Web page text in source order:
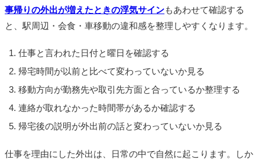
事帰りの外出が増えたときの浮気サインもあわせて確認する
と、駅周辺・会食・車移動の違和感を整理しやすくなります。
仕事と言われた日付と曜日を確認する
帰宅時間が以前と比べて変わっていないか見る
移動方向が勤務先や取引先方面と合っているか整理する
連絡が取れなかった時間帯があるか確認する
帰宅後の説明が外出前の話と変わっていないか見る
仕事を理由にした外出は、日常の中で自然に起こります。しか